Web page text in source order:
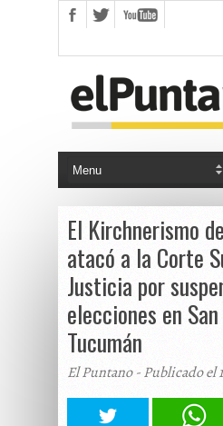
El Kirchnerismo
atacó a la Corte
Justicia por
elecciones en
Tucumán
El Puntano - Publicado el